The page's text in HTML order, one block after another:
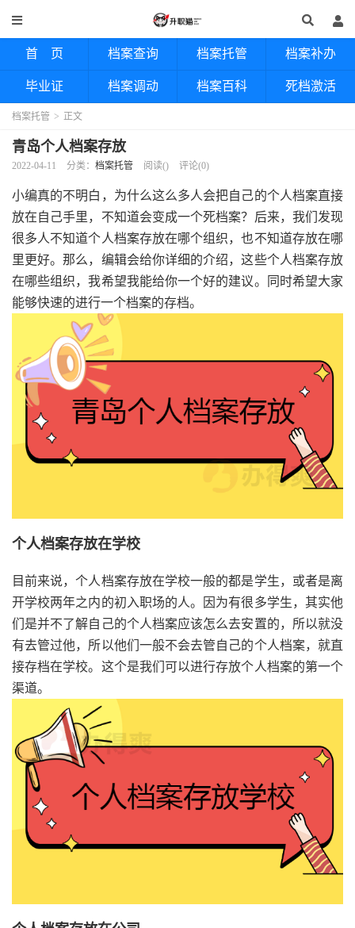
首 页 档案查询 档案托管 档案补办
毕业证 档案调动 档案百科 死档激活
档案托管 > 正文
青岛个人档案存放
2022-04-11 分类： 档案托管 阅读() 评论(0)
小编真的不明白，为什么这么多人会把自己的个人档案直接
放在自己手里，不知道会变成一个死档案？后来，我们发现
很多人不知道个人档案存放在哪个组织，也不知道存放在哪
里更好。那么，编辑会给你详细的介绍，这些个人档案存放
在哪些组织，我希望我能给你一个好的建议。同时希望大家
能够快速的进行一个档案的存档。
个人档案存放在学校
目前来说，个人档案存放在学校一般的都是学生，或者是离
开学校两年之内的初入职场的人。因为有很多学生，其实他
们是并不了解自己的个人档案应该怎么去安置的，所以就没
有去管过他，所以他们一般不会去管自己的个人档案，就直
接存档在学校。这个是我们可以进行存放个人档案的第一个
渠道。